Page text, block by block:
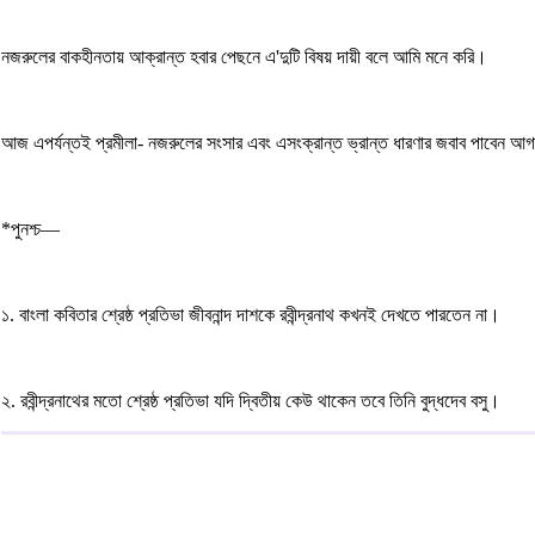
নজরুলের বাকহীনতায় আক্রান্ত হবার পেছনে এ'দুটি বিষয় দায়ী বলে আমি মনে করি।
আজ এপর্যন্তই প্রমীলা- নজরুলের সংসার এবং এসংক্রান্ত ভ্রান্ত ধারণার জবাব পাবেন
*পুনশ্চ—
১. বাংলা কবিতার শ্রেষ্ঠ প্রতিভা জীবনান্দ দাশকে রবীন্দ্রনাথ কখনই দেখতে পারতেন না।
২. রবীন্দ্রনাথের মতো শ্রেষ্ঠ প্রতিভা যদি দ্বিতীয় কেউ থাকেন তবে তিনি বুদ্ধদেব বসু।